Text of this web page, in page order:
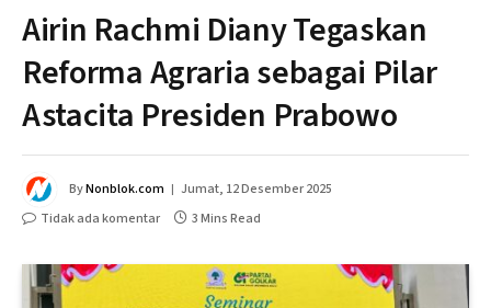
Airin Rachmi Diany Tegaskan
Reforma Agraria sebagai Pilar
Astacita Presiden Prabowo
ByNonblok.com
Jumat, 12 Desember 2025
Tidak ada komentar
3 Mins Read